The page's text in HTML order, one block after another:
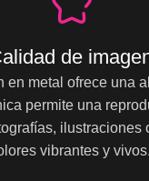
de
en metal ofrece una
permite una
ilustraciones
vibrantes y vivos.